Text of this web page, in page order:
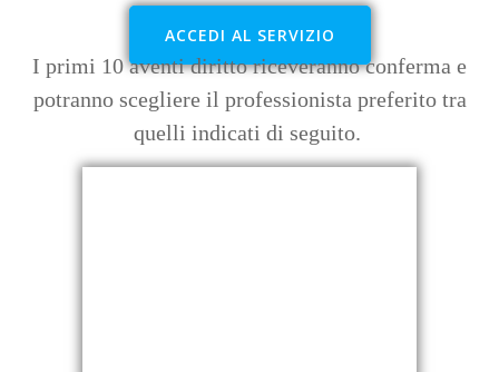
ACCEDI AL SERVIZIO
I primi 10 aventi diritto riceveranno conferma e
potranno scegliere il professionista preferito tra
quelli indicati di seguito.